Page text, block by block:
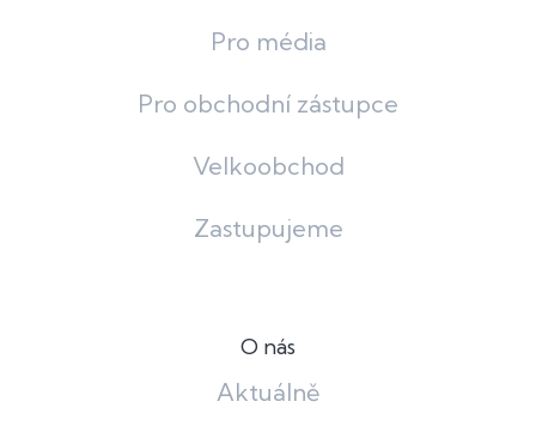
Pro média
Pro obchodní zástupce
Velkoobchod
Zastupujeme
O nás
Aktuálně